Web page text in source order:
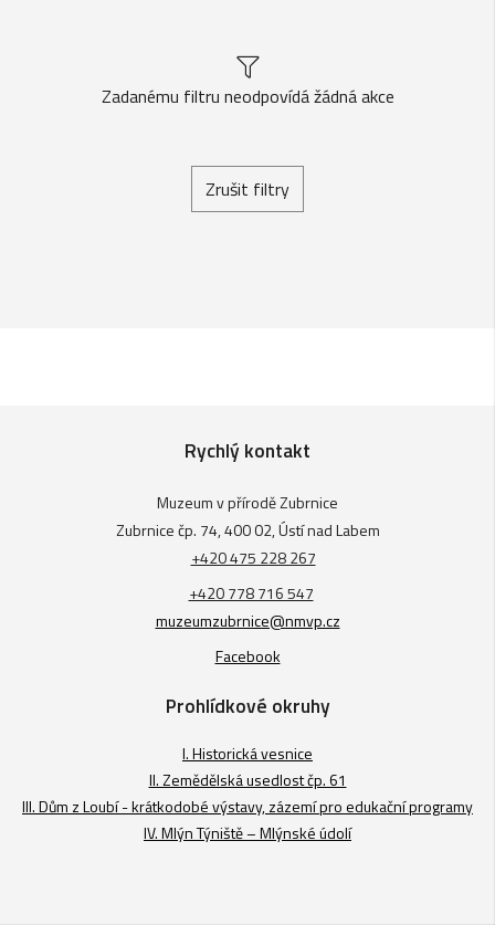
Zadanému filtru neodpovídá žádná akce
Zrušit filtry
Rychlý kontakt
Muzeum v přírodě Zubrnice
Zubrnice čp. 74, 400 02, Ústí nad Labem
+420 475 228 267
+420 778 716 547
muzeumzubrnice@nmvp.cz
Facebook
Prohlídkové okruhy
I. Historická vesnice
II. Zemědělská usedlost čp. 61
III. Dům z Loubí - krátkodobé výstavy, zázemí pro edukační programy
IV. Mlýn Týniště – Mlýnské údolí